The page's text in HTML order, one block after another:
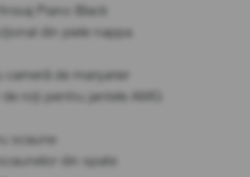
Piano Black
din piele nappa
cameră de marșarier
de roți pentru jantele AMG
scaune
din spate